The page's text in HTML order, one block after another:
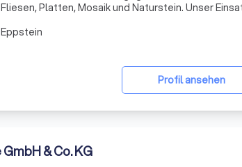
Platten, Mosaik und Naturstein. Unser
Profil ansehen
& Co. KG